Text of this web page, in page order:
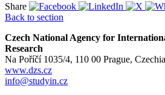
Share
Back to section
Czech National Agency for
Research
Na Poříčí 1035/4, 110 00 Prague, Czechia
www.dzs.cz
info@studyin.cz